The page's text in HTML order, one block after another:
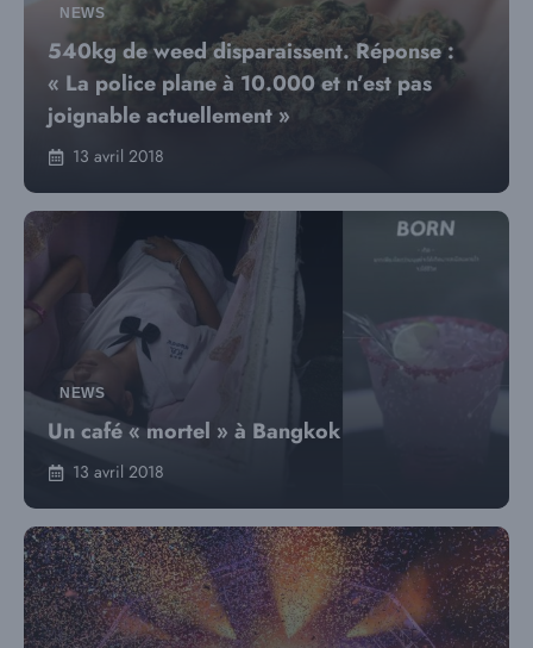
NEWS
540kg de weed disparaissent. Réponse :
« La police plane à 10.000 et n’est pas
joignable actuellement »
13 avril 2018
NEWS
Un café « mortel » à Bangkok
13 avril 2018